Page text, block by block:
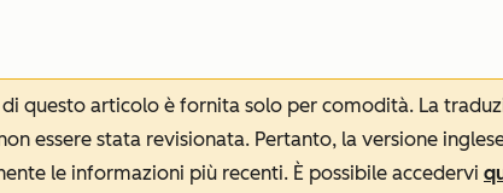
questo articolo è fornita solo per comodità. La
essere stata revisionata. Pertanto, la versione
le informazioni più recenti. È possibile accedervi